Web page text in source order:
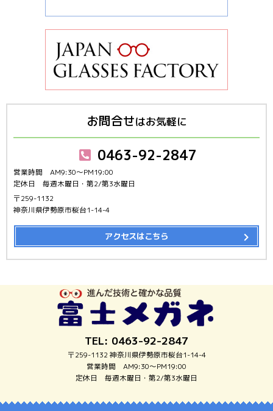
お問合せはお気軽に
0463-92-2847
営業時間 AM9:30～PM19:00
定休日 毎週木曜日・第2/第3水曜日
〒259-1132
神奈川県伊勢原市桜台1-14-4
アクセスはこちら
TEL: 0463-92-2847
〒259-1132 神奈川県伊勢原市桜台1-14-4
営業時間 AM9:30～PM19:00
定休日 毎週木曜日・第2/第3水曜日